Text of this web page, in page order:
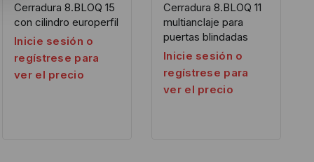
Cerradura 8.BLOQ 15
con cilindro europerfil
Inicie sesión o
regístrese para
ver el precio
Cerradura 8.BLOQ 11
multianclaje para
puertas blindadas
Inicie sesión o
regístrese para
ver el precio